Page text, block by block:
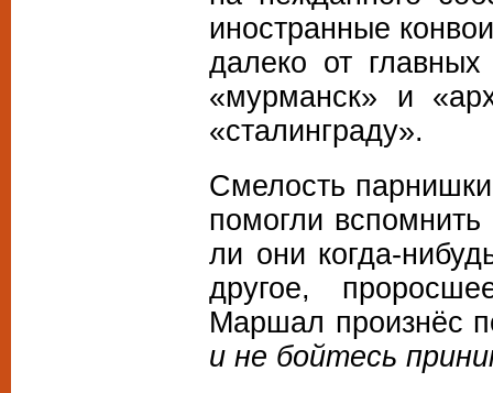
иностранные
далеко от
«мурманск» и
«сталинграду».
Смелость
помогли
ли они когда-
другое,
Маршал произнёс
и не бойтесь